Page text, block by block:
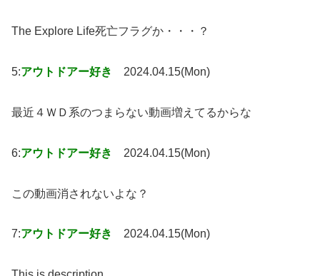
The Explore Life死亡フラグか・・・？
5:アウトドアー好き 2024.04.15(Mon)
最近４ＷＤ系のつまらない動画増えてるからな
6:アウトドアー好き 2024.04.15(Mon)
この動画消されないよな？
7:アウトドアー好き 2024.04.15(Mon)